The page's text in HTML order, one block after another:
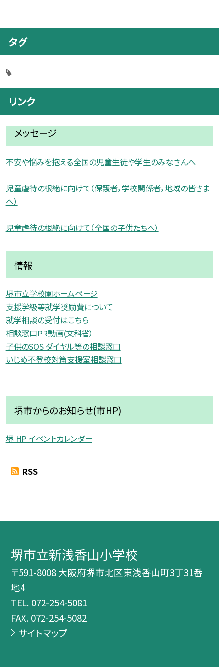
タグ
リンク
メッセージ
不安や悩みを抱える全国の児童生徒や学生のみなさんへ
児童虐待の根絶に向けて（保護者，学校関係者，地域の皆さま
へ）
児童虐待の根絶に向けて（全国の子供たちへ）
情報
堺市立学校園ホームページ
支援学級等就学奨励費について
就学相談の受付はこちら
相談窓口PR動画(文科省）
子供のSOS ダイヤル等の相談窓口
いじめ不登校対策支援室相談窓口
堺市からのお知らせ(市HP)
堺 HP イベントカレンダー
RSS
堺市立新浅香山小学校
〒591-8008 大阪府堺市北区東浅香山町3丁31番
地4
TEL. 072-254-5081
FAX. 072-254-5082
サイトマップ